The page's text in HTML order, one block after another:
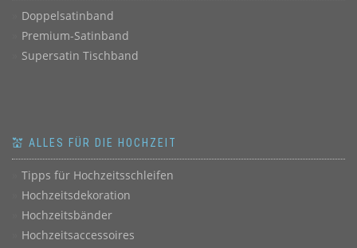
Doppelsatinband
Premium-Satinband
Supersatin Tischband
💒 ALLES FÜR DIE HOCHZEIT
Tipps für Hochzeitsschleifen
Hochzeitsdekoration
Hochzeitsbänder
Hochzeitsaccessoires